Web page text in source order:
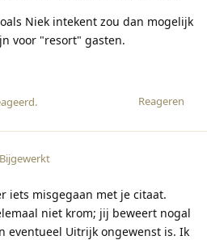
Niek intekent zou dan mogelijk
voor "resort" gasten.
Reageren
.
Bijgewerkt
iets misgegaan met je citaat.
niet krom; jij beweert nogal
eventueel Uitrijk ongewenst is. Ik